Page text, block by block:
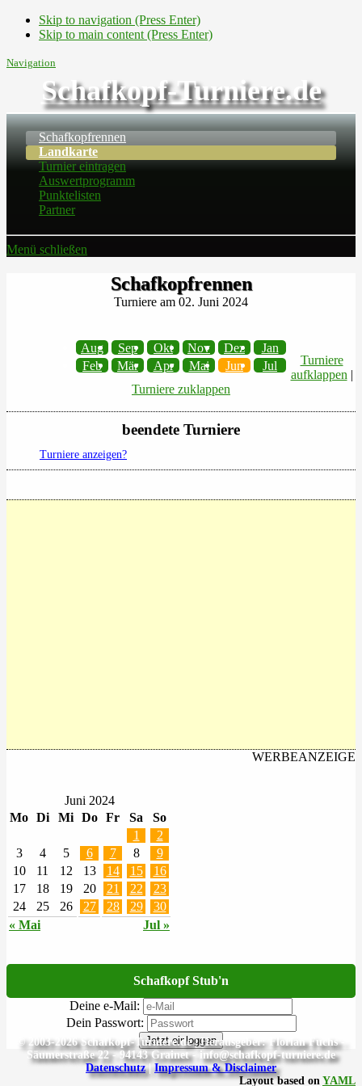
Skip to navigation (Press Enter)
Skip to main content (Press Enter)
Navigation
Schafkopf-Turniere.de
Schafkopfrennen
Landkarte
Turnier eintragen
Auswertprogramm
Punktelisten
Partner
Menü schließen
Schafkopfrennen
Turniere am 02. Juni 2024
Aug Sep Okt Nov Dez
Jan
Feb
Mär Apr Mai Jun Jul
Turniere
aufklappen |
Turniere zuklappen
beendete Turniere
Turniere anzeigen?
WERBEANZEIGE
Juni 2024
Mo Di Mi Do Fr Sa So
« Mai Jul »
1
2
3
4 5 6 7 8
9
10
11 12 13 14 15
16
17
18 19 20 21 22
23
24
25 26 27 28 29 30
Schafkopf Stub'n
Deine e-Mail:
Dein Passwort:
Jetzt einloggen
© 2003-2026 Schafkopf-Turniere.de | Herausgeber: Florian Fuchs -
Säumerstraße 22 - 94143 Grainet - info@schafkopf-turniere.de
Datenschutz| Impressum & Disclaimer
Layout based on YAML